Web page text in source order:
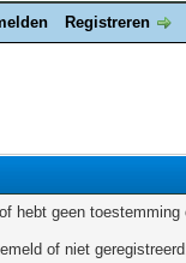
Registreren
hebt geen
of niet